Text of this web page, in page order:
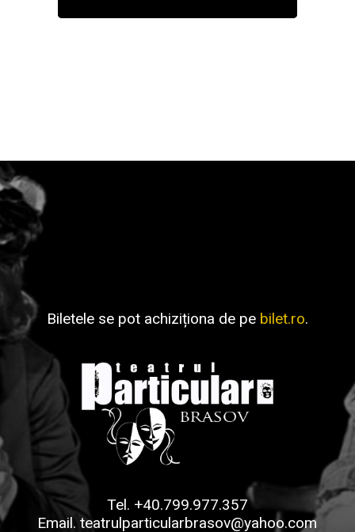
Biletele se pot achiziționa de pe bilet.ro.
Tel. +40.799.977.357
Email.teatrulparticularbrasov@yahoo.com